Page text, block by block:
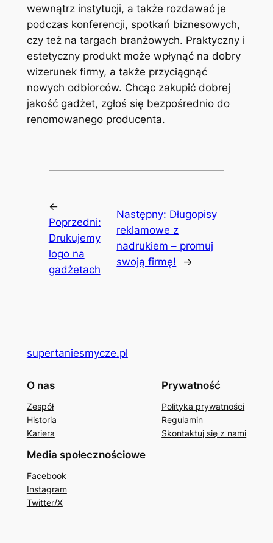
wewnątrz instytucji, a także rozdawać je
podczas konferencji, spotkań biznesowych,
czy też na targach branżowych. Praktyczny i
estetyczny produkt może wpłynąć na dobry
wizerunek firmy, a także przyciągnąć
nowych odbiorców. Chcąc zakupić dobrej
jakość gadżet, zgłoś się bezpośrednio do
renomowanego producenta.
←
Poprzedni:
Drukujemy
logo na
gadżetach
Następny: Długopisy
reklamowe z
nadrukiem – promuj
swoją firmę!
→
supertaniesmycze.pl
O nas
Zespół
Historia
Kariera
Prywatność
Polityka prywatności
Regulamin
Skontaktuj się z nami
Media społecznościowe
Facebook
Instagram
Twitter/X